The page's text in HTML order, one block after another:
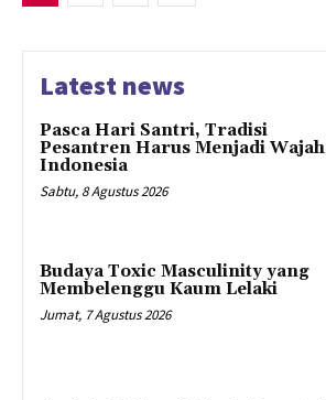
Latest news
Pasca Hari Santri, Tradisi
Pesantren Harus Menjadi Wajah
Indonesia
Sabtu, 8 Agustus 2026
Budaya Toxic Masculinity yang
Membelenggu Kaum Lelaki
Jumat, 7 Agustus 2026